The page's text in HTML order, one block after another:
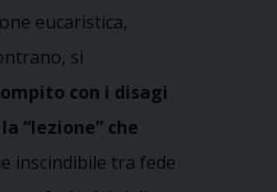
eucaristica,
si
con i disagi
“lezione” che
inscindibile tra fede